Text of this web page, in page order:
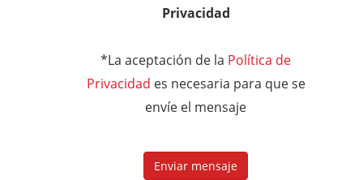
Privacidad
*La aceptación de la Política de
Privacidad es necesaria para que se
envíe el mensaje